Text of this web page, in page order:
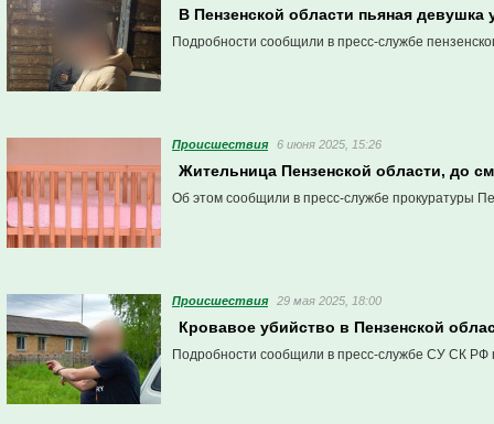
В Пензенской области пьяная девушка
Подробности сообщили в пресс-службе
Проиcшествия 6 июня 2025, 15:26
Жительница Пензенской области, до
Об этом сообщили в пресс-службе прокуратуры
Проиcшествия 29 мая 2025, 18:00
Кровавое убийство в Пензенской
Подробности сообщили в пресс-службе СУ СК РФ